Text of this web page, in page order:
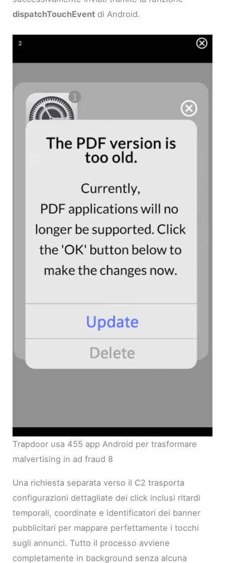
dispatchTouchEvent di Android.
Trapdoor usa 455 app Android per trasformare
malvertising in ad fraud 8
Una richiesta separata verso il C2 trasporta
configurazioni dettagliate dei click inclusi ritardi
temporali, coordinate e identificatori dei banner
pubblicitari per mappare perfettamente i tocchi
sugli annunci. Tutto il processo avviene
completamente in background senza alcuna